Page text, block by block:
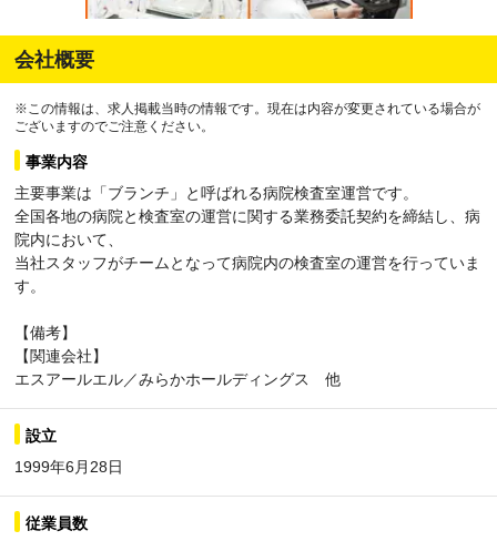
会社概要
※この情報は、求人掲載当時の情報です。現在は内容が変更されている場合が
ございますのでご注意ください。
事業内容
主要事業は「ブランチ」と呼ばれる病院検査室運営です。
全国各地の病院と検査室の運営に関する業務委託契約を締結し、病
院内において、
当社スタッフがチームとなって病院内の検査室の運営を行っていま
す。
【備考】
【関連会社】
エスアールエル／みらかホールディングス 他
設立
1999年6月28日
従業員数